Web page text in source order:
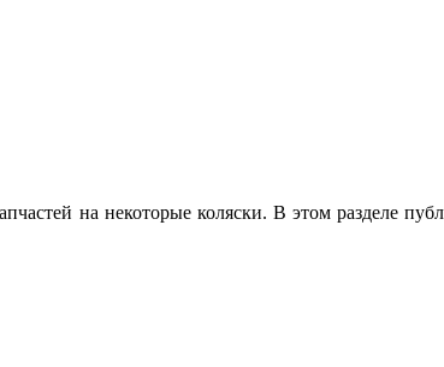
на некоторые коляски. В этом разделе